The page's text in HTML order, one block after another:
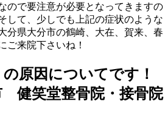
ので要注意が必要となってきますの
して、少しでも上記の症状のような
分県大分市の鶴崎、大在、賀来、春
ご来院下さいね！
原因についてです！
健笑堂整骨院・接骨院